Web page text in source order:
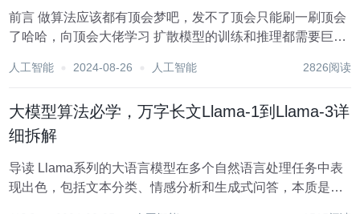
前言 做算法应该都有顶会梦吧，发不了顶会只能刷一刷顶会
了哈哈，向顶会大佬学习 扩散模型的训练和推理都需要巨大
了），所以本文整理汇总了部分CVPR2024中关于扩散模型
人工智能 2024-08-26 人工智能 2826阅读
大模型算法必学，万字长文Llama-1到Llama-3详
细拆解
导读 Llama系列的大语言模型在多个自然语言处理任务中表
现出色，包括文本分类、情感分析和生成式问答，本质是使